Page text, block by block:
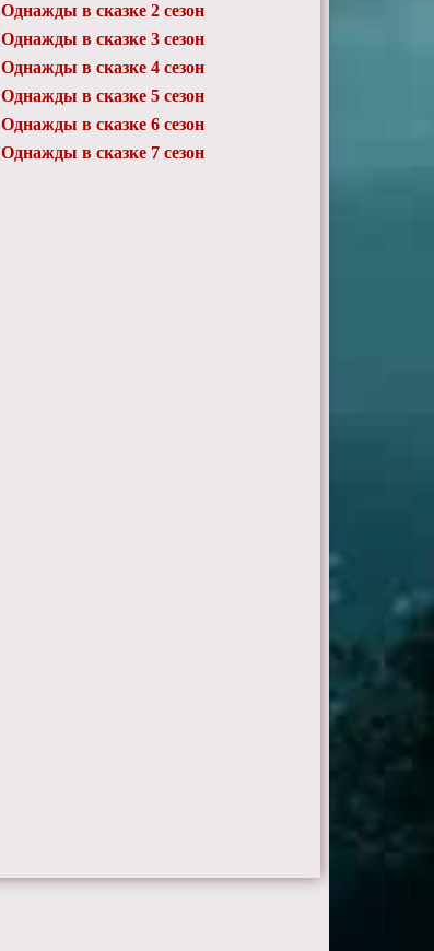
Однажды в сказке 2 сезон
Однажды в сказке 3 сезон
Однажды в сказке 4 сезон
Однажды в сказке 5 сезон
Однажды в сказке 6 сезон
Однажды в сказке 7 сезон